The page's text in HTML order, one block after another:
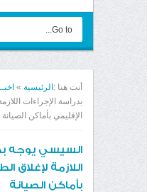
أنت هنا : الرئيسية »
بدراسة الإجراءات
الإقليمي بأماكن الصيانة
السيسي يوجه
اللازمة لإغلاق
بأماكن الصيانة